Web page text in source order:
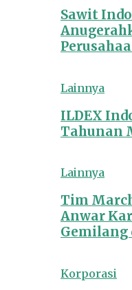
Sawit
Lainnya
ILDEX
Tahunan
Lainnya
Tim
Anwar
Gemilang
Korporasi